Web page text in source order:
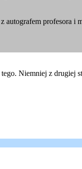
profesora i
Niemniej z drugiej